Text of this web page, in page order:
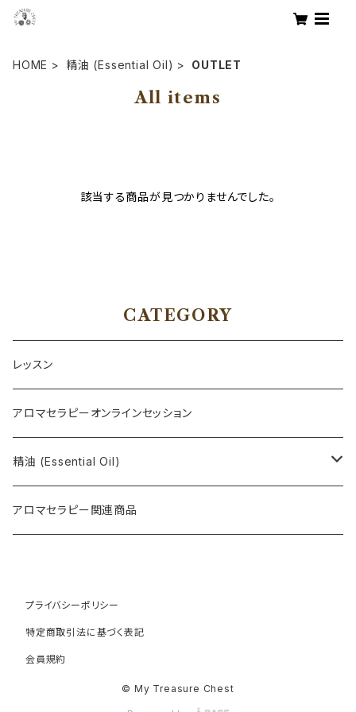
HOME 精油 (Essential Oil) OUTLET
All items
該当する商品が見つかりませんでした。
CATEGORY
レッスン
アロマセラピーオンラインセッション
精油 (Essential Oil)
Limited items
Top note
Top middle note
アロマセラピー関連商品
プライバシーポリシー
特定商取引法に基づく表記
会員規約
© My Treasure Chest